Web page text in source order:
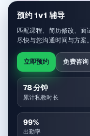
预约 1v1 辅导
匹配课程、简历修改、面
尽快与您沟通时间与方案。
立即预约 免费咨询
78分钟
累计私教时长
99%
出勤率